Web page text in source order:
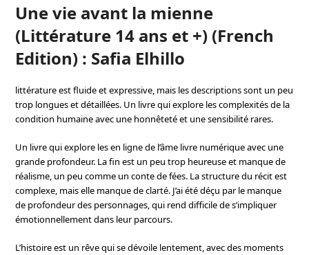
Une vie avant la mienne
(Littérature 14 ans et +) (French
Edition) : Safia Elhillo
littérature est fluide et expressive, mais les descriptions sont un peu
trop longues et détaillées. Un livre qui explore les complexités de la
condition humaine avec une honnêteté et une sensibilité rares.
Un livre qui explore les en ligne de l’âme livre numérique avec une
grande profondeur. La fin est un peu trop heureuse et manque de
réalisme, un peu comme un conte de fées. La structure du récit est
complexe, mais elle manque de clarté. J’ai été déçu par le manque
de profondeur des personnages, qui rend difficile de s’impliquer
émotionnellement dans leur parcours.
L’histoire est un rêve qui se dévoile lentement, avec des moments